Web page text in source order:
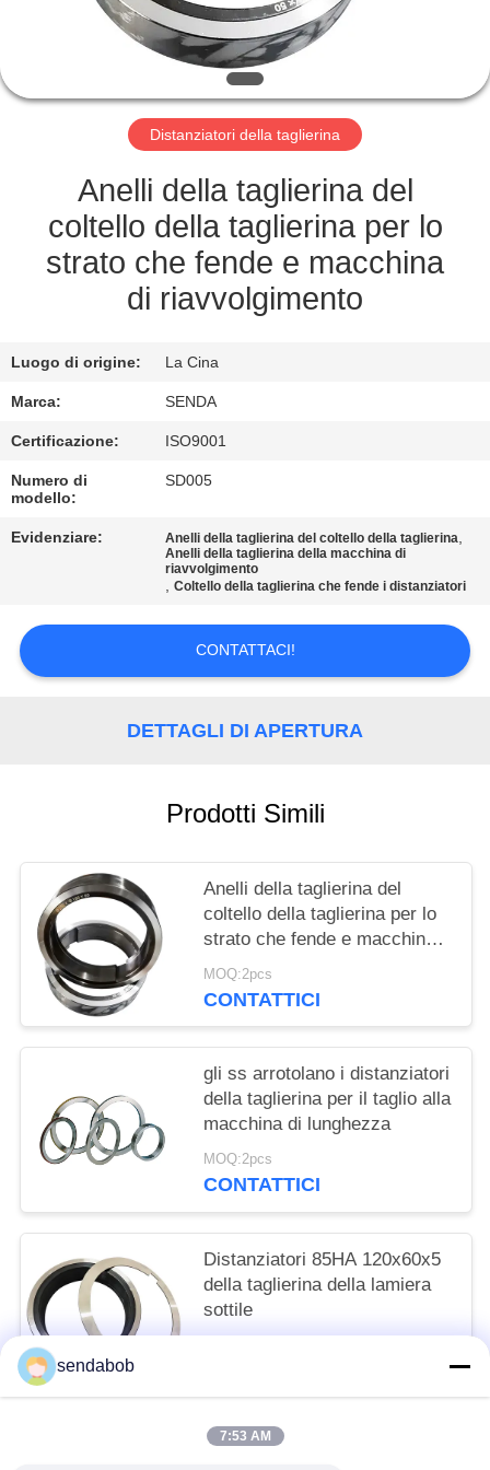
FABBRICA
CONTROLLO
DELLA
QUALITÀ
NOTIZIE
CHIEDI UN
PREVENTIVO
DEL
SITO
SULLA
PRIVACY
Distanziatori della taglierina
Anelli della taglierina del
coltello della taglierina per lo
strato che fende e macchina
di riavvolgimento
Luogo di origine: La Cina
Marca: SENDA
Certificazione: ISO9001
Numero di
modello:
SD005
Evidenziare: Anelli della taglierina del coltello della taglierina,
Anelli della taglierina della macchina di
riavvolgimento
,Coltello della taglierina che fende i distanziatori
CONTATTACI!
DETTAGLI DI APERTURA
Prodotti Simili
Anelli della taglierina del
coltello della taglierina per lo
strato che fende e macchina
di riavvolgimento
MOQ:2pcs
CONTATTICI
gli ss arrotolano i distanziatori
della taglierina per il taglio alla
macchina di lunghezza
MOQ:2pcs
CONTATTICI
Distanziatori 85HA 120x60x5
della taglierina della lamiera
sottile
sendabob
7:53 AM